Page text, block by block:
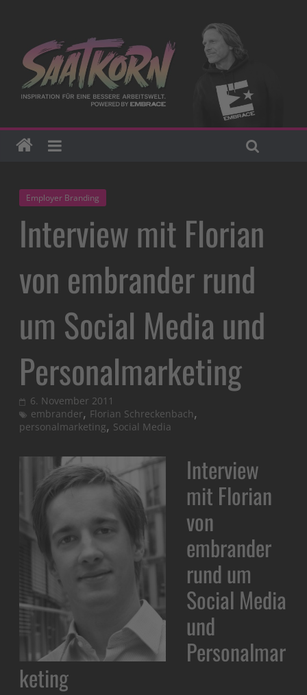
Employer Branding
Interview mit Florian
von embrander rund
um Social Media und
Personalmarketing
6. November 2011
embrander, Florian Schreckenbach,
personalmarketing, Social Media
Interview
mit Florian
von
embrander
rund um
Social Media
und
Personalmar
keting